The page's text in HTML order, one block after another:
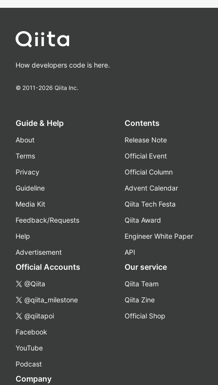
How developers code is here.
© 2011-2026 Qiita Inc.
Guide & Help
About
Terms
Privacy
Guideline
Media Kit
Feedback/Requests
Help
Advertisement
Contents
Release Note
Official Event
Official Column
Advent Calendar
Qiita Tech Festa
Qiita Award
Engineer White Paper
API
Official Accounts
@Qiita
@qiita_milestone
@qiitapoi
Facebook
YouTube
Podcast
Our service
Qiita Team
Qiita Zine
Official Shop
Company